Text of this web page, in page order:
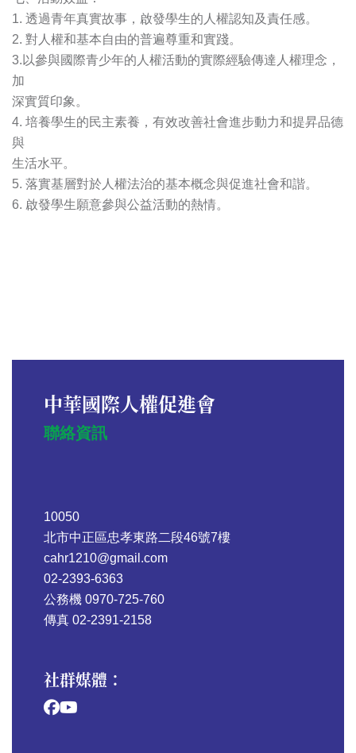
1. 透過青年真實故事，啟發學生的人權認知及責任感。
2. 對人權和基本自由的普遍尊重和實踐。
3.以參與國際青少年的人權活動的實際經驗傳達人權理念，
加
深實質印象。
4. 培養學生的民主素養，有效改善社會進步動力和提昇品德
與
生活水平。
5. 落實基層對於人權法治的基本概念與促進社會和諧。
6. 啟發學生願意參與公益活動的熱情。
中華國際人權促進會
聯絡資訊
10050
北市中正區忠孝東路二段46號7樓
cahr1210@gmail.com
02-2393-6363
公務機 0970-725-760
傳真 02-2391-2158
社群媒體：